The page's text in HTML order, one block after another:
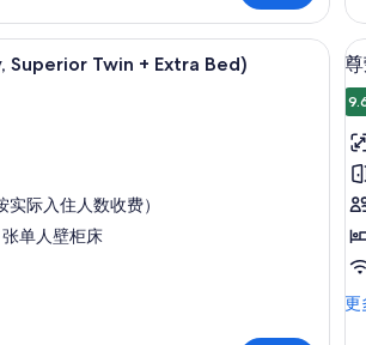
片
房
更
多
信
息
羽绒被、客房内保险箱、笔记本电脑工
Superior Twin + Extra Bed)
际入住人数收费）
单人壁柜床
显
示
尊
荣
双
床
房
更
尊